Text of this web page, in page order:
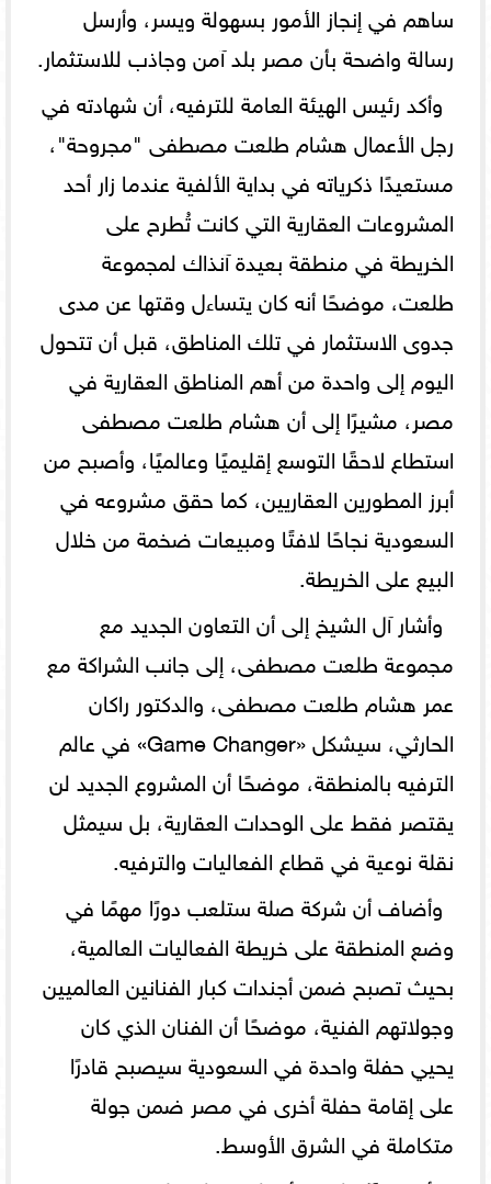
ساهم في إنجاز الأمور بسهولة ويسر، وأرسل
رسالة واضحة بأن مصر بلد آمن وجاذب للاستثمار.
وأكد رئيس الهيئة العامة للترفيه، أن شهادته في
رجل الأعمال هشام طلعت مصطفى "مجروحة"،
مستعيدًا ذكرياته في بداية الألفية عندما زار أحد
المشروعات العقارية التي كانت تُطرح على
الخريطة في منطقة بعيدة آنذاك لمجموعة
طلعت، موضحًا أنه كان يتساءل وقتها عن مدى
جدوى الاستثمار في تلك المناطق، قبل أن تتحول
اليوم إلى واحدة من أهم المناطق العقارية في
مصر، مشيرًا إلى أن هشام طلعت مصطفى
استطاع لاحقًا التوسع إقليميًا وعالميًا، وأصبح من
أبرز المطورين العقاريين، كما حقق مشروعه في
السعودية نجاحًا لافتًا ومبيعات ضخمة من خلال
البيع على الخريطة.
وأشار آل الشيخ إلى أن التعاون الجديد مع
مجموعة طلعت مصطفى، إلى جانب الشراكة مع
عمر هشام طلعت مصطفى، والدكتور راكان
الحارثي، سيشكل «Game Changer» في عالم
الترفيه بالمنطقة، موضحًا أن المشروع الجديد لن
يقتصر فقط على الوحدات العقارية، بل سيمثل
نقلة نوعية في قطاع الفعاليات والترفيه.
وأضاف أن شركة صلة ستلعب دورًا مهمًا في
وضع المنطقة على خريطة الفعاليات العالمية،
بحيث تصبح ضمن أجندات كبار الفنانين العالميين
وجولاتهم الفنية، موضحًا أن الفنان الذي كان
يحيي حفلة واحدة في السعودية سيصبح قادرًا
على إقامة حفلة أخرى في مصر ضمن جولة
متكاملة في الشرق الأوسط.